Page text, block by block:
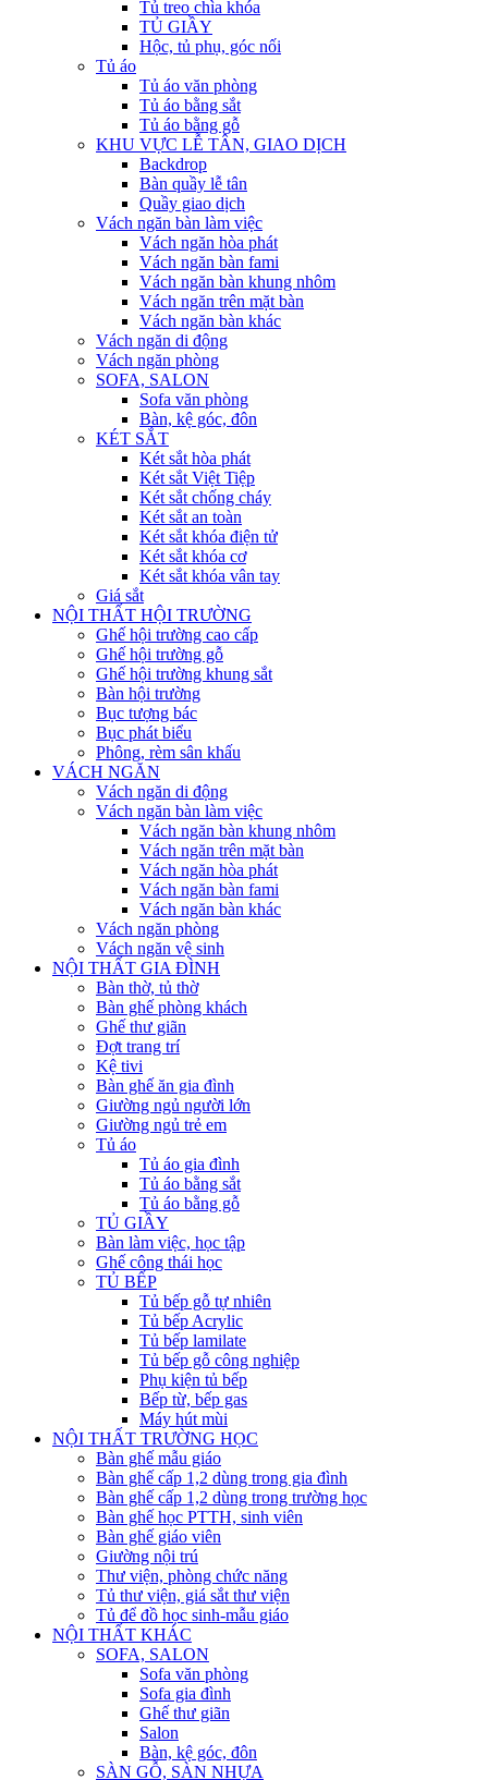
Tủ treo chìa khóa
TỦ GIẦY
Hộc, tủ phụ, góc nối
Tủ áo
Tủ áo văn phòng
Tủ áo bằng sắt
Tủ áo bằng gỗ
KHU VỰC LỄ TÂN, GIAO DỊCH
Backdrop
Bàn quầy lễ tân
Quầy giao dịch
Vách ngăn bàn làm việc
Vách ngăn hòa phát
Vách ngăn bàn fami
Vách ngăn bàn khung nhôm
Vách ngăn trên mặt bàn
Vách ngăn bàn khác
Vách ngăn di động
Vách ngăn phòng
SOFA, SALON
Sofa văn phòng
Bàn, kệ góc, đôn
KÉT SẮT
Két sắt hòa phát
Két sắt Việt Tiệp
Két sắt chống cháy
Két sắt an toàn
Két sắt khóa điện tử
Két sắt khóa cơ
Két sắt khóa vân tay
Giá sắt
NỘI THẤT HỘI TRƯỜNG
Ghế hội trường cao cấp
Ghế hội trường gỗ
Ghế hội trường khung sắt
Bàn hội trường
Bục tượng bác
Bục phát biểu
Phông, rèm sân khấu
VÁCH NGĂN
Vách ngăn di động
Vách ngăn bàn làm việc
Vách ngăn bàn khung nhôm
Vách ngăn trên mặt bàn
Vách ngăn hòa phát
Vách ngăn bàn fami
Vách ngăn bàn khác
Vách ngăn phòng
Vách ngăn vệ sinh
NỘI THẤT GIA ĐÌNH
Bàn thờ, tủ thờ
Bàn ghế phòng khách
Ghế thư giãn
Đợt trang trí
Kệ tivi
Bàn ghế ăn gia đình
Giường ngủ người lớn
Giường ngủ trẻ em
Tủ áo
Tủ áo gia đình
Tủ áo bằng sắt
Tủ áo bằng gỗ
TỦ GIẦY
Bàn làm việc, học tập
Ghế công thái học
TỦ BẾP
Tủ bếp gỗ tự nhiên
Tủ bếp Acrylic
Tủ bếp lamilate
Tủ bếp gỗ công nghiệp
Phụ kiện tủ bếp
Bếp từ, bếp gas
Máy hút mùi
NỘI THẤT TRƯỜNG HỌC
Bàn ghế mẫu giáo
Bàn ghế cấp 1,2 dùng trong gia đình
Bàn ghế cấp 1,2 dùng trong trường học
Bàn ghế học PTTH, sinh viên
Bàn ghế giáo viên
Giường nội trú
Thư viện, phòng chức năng
Tủ thư viện, giá sắt thư viện
Tủ để đồ học sinh-mẫu giáo
NỘI THẤT KHÁC
SOFA, SALON
Sofa văn phòng
Sofa gia đình
Ghế thư giãn
Salon
Bàn, kệ góc, đôn
SÀN GỖ, SÀN NHỰA